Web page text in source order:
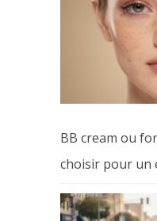
BB cream ou
choisir pour un